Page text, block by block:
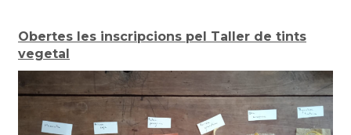
Obertes les inscripcions pel Taller de tints
vegetal